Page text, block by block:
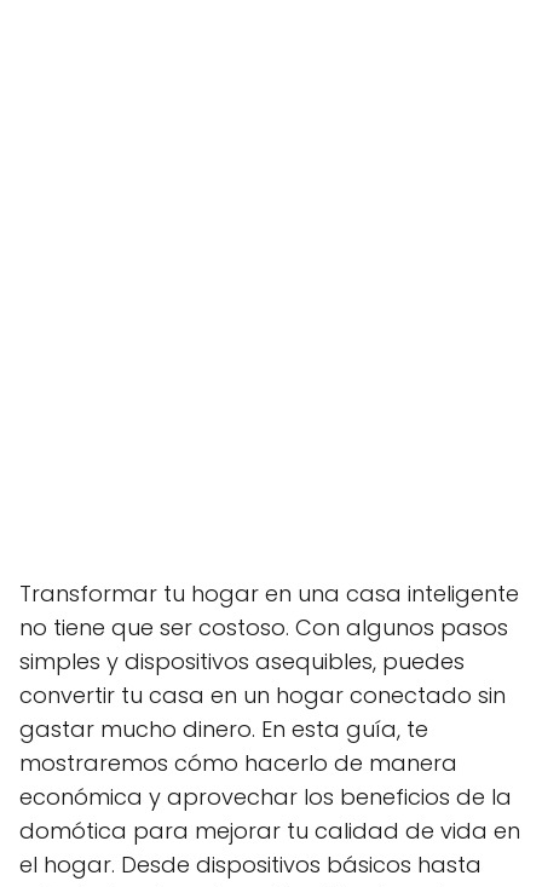
Transformar tu hogar en una casa inteligente
no tiene que ser costoso. Con algunos pasos
simples y dispositivos asequibles, puedes
convertir tu casa en un hogar conectado sin
gastar mucho dinero. En esta guía, te
mostraremos cómo hacerlo de manera
económica y aprovechar los beneficios de la
domótica para mejorar tu calidad de vida en
el hogar. Desde dispositivos básicos hasta